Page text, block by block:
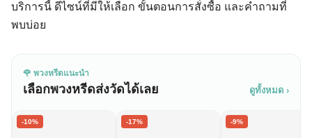
บริการนี้ ดีไซน์ที่มีให้เลือก ขั้นตอนการสั่งซื้อ และคำถามที่
พบบ่อย
🌹 พวงหรีดแนะนำ
เลือกพวงหรีดส่งวัดได้เลย ดูทั้งหมด ›
-10% -17% -9%